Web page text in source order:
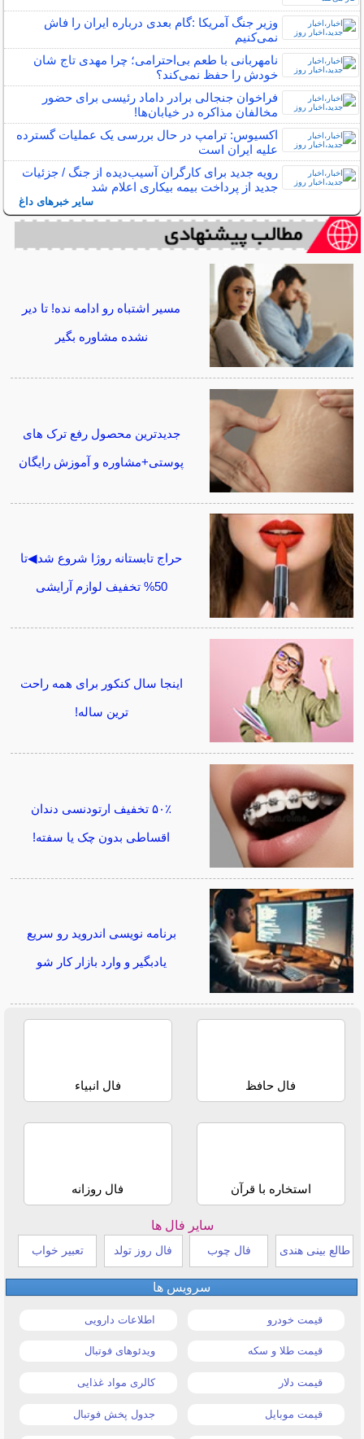
وزیر جنگ آمریکا :گام بعدی درباره ایران را فاش
نمی‌کنیم
نامهربانی با طعم بی‌احترامی؛ چرا مهدی تاج شان
خودش را حفظ نمی‌کند؟
فراخوان جنجالی برادر داماد رئیسی برای حضور
مخالفان مذاکره در خیابان‌ها!
اکسیوس: ترامپ در حال بررسی یک عملیات گسترده
علیه ایران است
رویه جدید برای کارگران آسیب‌دیده از جنگ / جزئیات
جدید از پرداخت بیمه بیکاری اعلام شد
سایر خبرهای داغ
مسیر اشتباه رو ادامه نده! تا دیر
نشده مشاوره بگیر
جدیدترین محصول رفع ترک های
پوستی+مشاوره و آموزش رایگان
حراج تابستانه روژا شروع شد◀تا
50% تخفیف لوازم آرایشی
اینجا سال کنکور برای همه راحت
ترین ساله!
۵۰٪ تخفیف ارتودنسی دندان
اقساطی بدون چک یا سفته!
برنامه نویسی اندروید رو سریع
یادبگیر و وارد بازار کار شو
فال حافظ فال انبیاء
استخاره با قرآن فال روزانه
سایر فال ها
طالع بینی هندی فال چوب فال روز تولد تعبیر خواب
سرویس ها
قیمت خودرو اطلاعات دارویی
قیمت طلا و سکه ویدئوهای فوتبال
قیمت دلار کالری مواد غذایی
قیمت موبایل جدول پخش فوتبال